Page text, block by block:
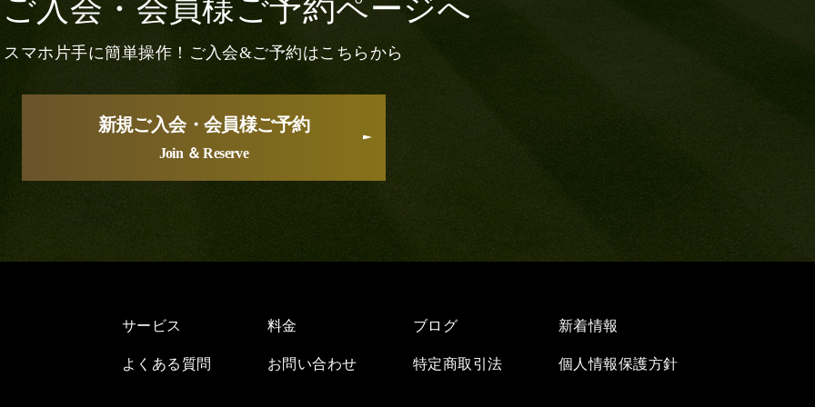
入会・会員様ご予約ページへ
スマホ片手に簡単操作！ ご入会&ご予約はこちらから
新規ご入会・会員様ご予約
Join ＆ Reserve
サービス 料金 ブログ 新着情報
よくある質問 お問い合わせ 特定商取引法 個人情報保護方針